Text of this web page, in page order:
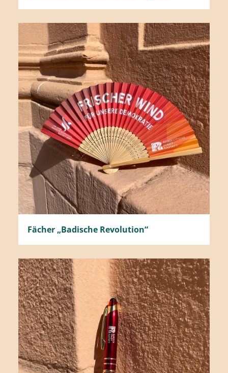
Fächer „Badische Revolution“